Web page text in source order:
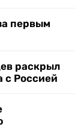
первым
раскрыл
с Россией